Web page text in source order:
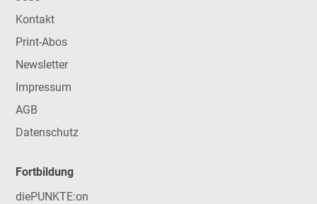
Kontakt
Print-Abos
Newsletter
Impressum
AGB
Datenschutz
Fortbildung
diePUNKTE:on